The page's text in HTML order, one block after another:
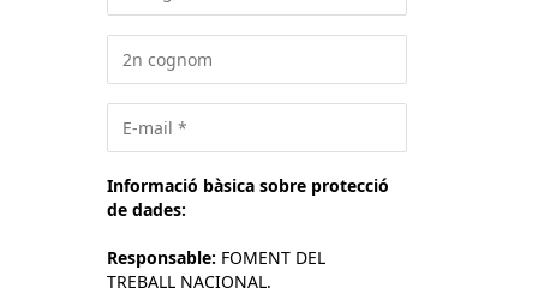
Informació bàsica sobre protecció
de dades:
Responsable: FOMENT DEL
TREBALL NACIONAL.